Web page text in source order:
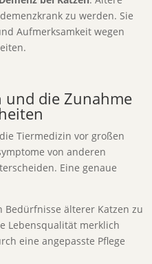
zu werden. Sie
Aufmerksamkeit wegen
und die Zunahme
Tiermedizin vor großen
von anderen
Eine genaue
Bedürfnisse älterer Katzen zu
Lebensqualität merklich
eine angepasste Pflege